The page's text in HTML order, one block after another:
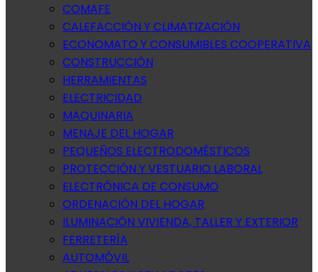
COMAFE
CALEFACCIÓN Y CLIMATIZACIÓN
ECONOMATO Y CONSUMIBLES COOPERATIVA
CONSTRUCCIÓN
HERRAMIENTAS
ELECTRICIDAD
MAQUINARIA
MENAJE DEL HOGAR
PEQUEÑOS ELECTRODOMÉSTICOS
PROTECCIÓN Y VESTUARIO LABORAL
ELECTRÓNICA DE CONSUMO
ORDENACIÓN DEL HOGAR
ILUMINACIÓN VIVIENDA, TALLER Y EXTERIOR
FERRETERÍA
AUTOMÓVIL